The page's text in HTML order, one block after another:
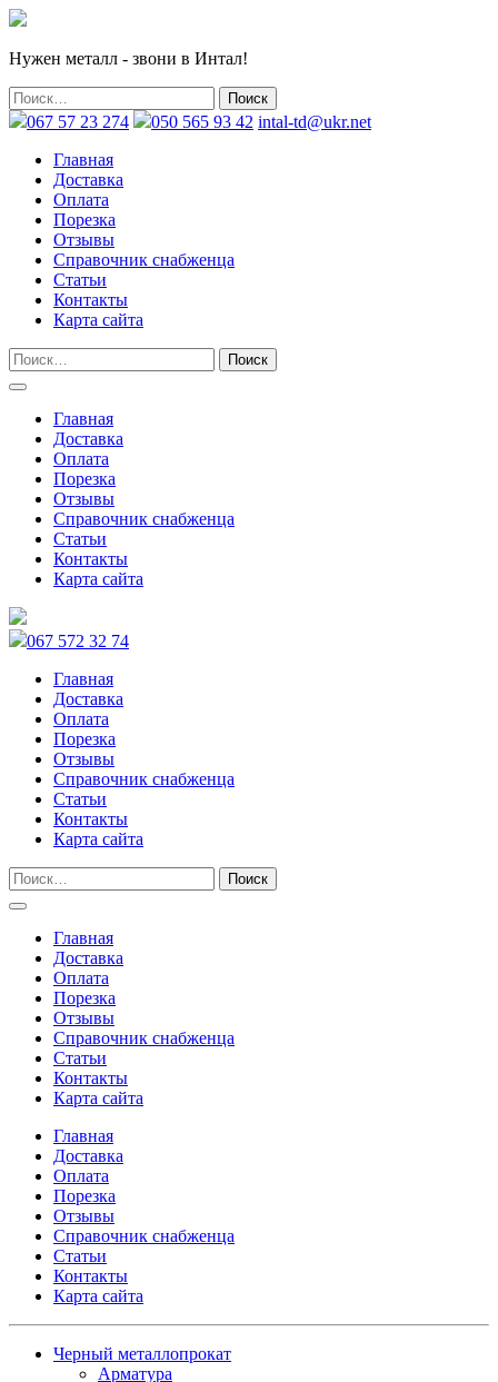
Нужен металл - звони в Интал!
067 57 23 274 050 565 93 42 intal-td@ukr.net
Главная
Доставка
Оплата
Порезка
Отзывы
Справочник снабженца
Статьи
Контакты
Карта сайта
Главная
Доставка
Оплата
Порезка
Отзывы
Справочник снабженца
Статьи
Контакты
Карта сайта
067 572 32 74
Главная
Доставка
Оплата
Порезка
Отзывы
Справочник снабженца
Статьи
Контакты
Карта сайта
Главная
Доставка
Оплата
Порезка
Отзывы
Справочник снабженца
Статьи
Контакты
Карта сайта
Главная
Доставка
Оплата
Порезка
Отзывы
Справочник снабженца
Статьи
Контакты
Карта сайта
Черный металлопрокат
Арматура